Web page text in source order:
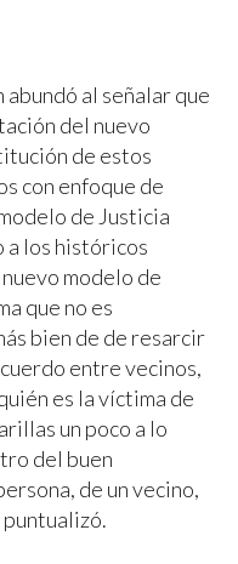
al señalar que
del nuevo
de estos
con enfoque de
de Justicia
a los históricos
modelo de
que no es
bien de de resarcir
entre vecinos,
es la víctima de
un poco a lo
del buen
de un vecino,
puntualizó.